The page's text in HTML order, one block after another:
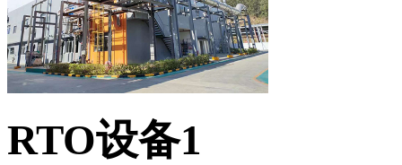
RTO设备1